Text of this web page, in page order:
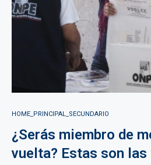
HOME_PRINCIPAL_SECUNDARIO
¿Serás miembro de
vuelta? Estas son